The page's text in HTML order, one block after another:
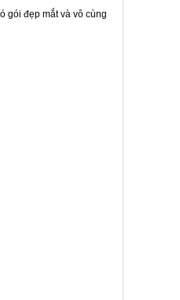
gói đẹp mắt và vô cùng